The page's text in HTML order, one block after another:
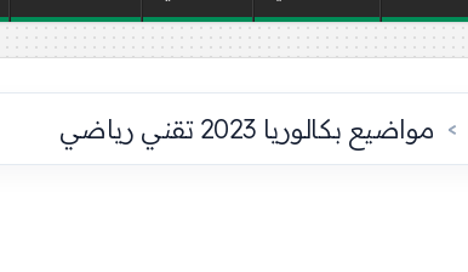
مواضيع بكالوريا 2023 تقني رياضي